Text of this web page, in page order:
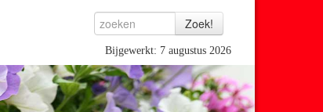
Bijgewerkt: 7 augustus 2026